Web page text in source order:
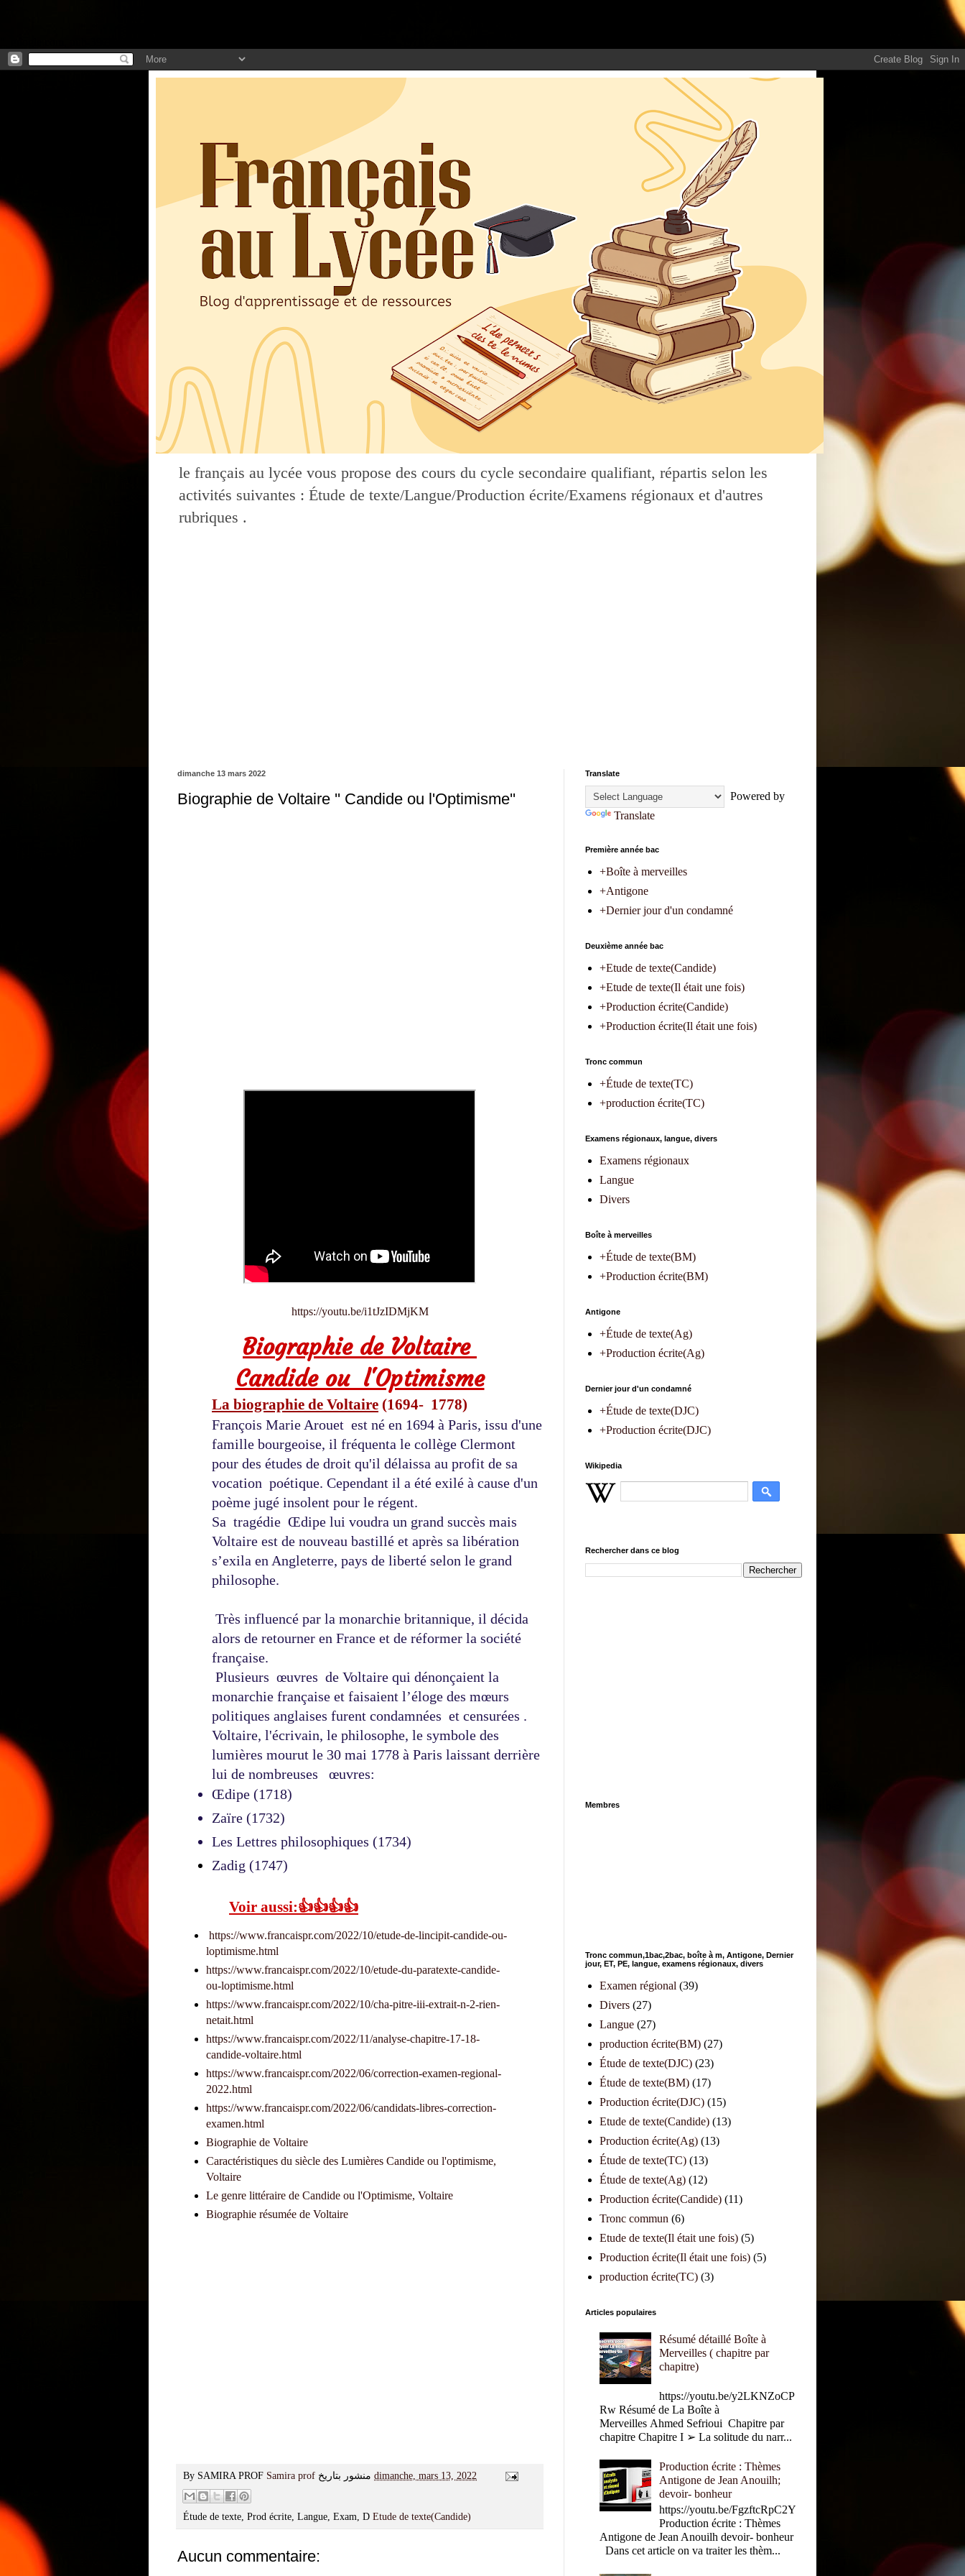
le français au lycée vous propose des cours du cycle secondaire qualifiant, répartis selon les
activités suivantes : Étude de texte/Langue/Production écrite/Examens régionaux et d'autres
rubriques .
dimanche 13 mars 2022
Biographie de Voltaire '' Candide ou l'Optimisme''
https://youtu.be/i1tJzIDMjKM
Biographie de Voltaire
Candide ou l'Optimisme
La biographie de Voltaire (1694-  1778)
François Marie Arouet  est né en 1694 à Paris, issu d'une
famille bourgeoise, il fréquenta le collège Clermont
pour des études de droit qu'il délaissa au profit de sa
vocation  poétique. Cependant il a été exilé à cause d'un
poème jugé insolent pour le régent.
Sa  tragédie  Œdipe lui voudra un grand succès mais
Voltaire est de nouveau bastillé et après sa libération
s’exila en Angleterre, pays de liberté selon le grand
philosophe.
Très influencé par la monarchie britannique, il décida
alors de retourner en France et de réformer la société
française.
Plusieurs  œuvres  de Voltaire qui dénonçaient la
monarchie française et faisaient l’éloge des mœurs
politiques anglaises furent condamnées  et censurées .
Voltaire, l'écrivain, le philosophe, le symbole des
lumières mourut le 30 mai 1778 à Paris laissant derrière
lui de nombreuses   œuvres:
Œdipe (1718)
Zaïre (1732)
Les Lettres philosophiques (1734)
Zadig (1747)
Voir aussi:👍👍👍👍
https://www.francaispr.com/2022/10/etude-de-lincipit-candide-ou-
loptimisme.html
https://www.francaispr.com/2022/10/etude-du-paratexte-candide-
ou-loptimisme.html
https://www.francaispr.com/2022/10/cha-pitre-iii-extrait-n-2-rien-
netait.html
https://www.francaispr.com/2022/11/analyse-chapitre-17-18-
candide-voltaire.html
https://www.francaispr.com/2022/06/correction-examen-regional-
2022.html
https://www.francaispr.com/2022/06/candidats-libres-correction-
examen.html
Biographie de Voltaire
Caractéristiques du siècle des Lumières Candide ou l'optimisme,
Voltaire
Le genre littéraire de Candide ou l'Optimisme, Voltaire
Biographie résumée de Voltaire
By SAMIRA PROF Samira prof dimanche, mars 13, 2022
Étude de texte, Prod écrite, Langue, Exam, D Etude de texte(Candide)
Aucun commentaire:
Translate
Powered by
Translate
Première année bac
+Boîte à merveilles
+Antigone
+Dernier jour d'un condamné
Deuxième année bac
+Etude de texte(Candide)
+Etude de texte(Il était une fois)
+Production écrite(Candide)
+Production écrite(Il était une fois)
Tronc commun
+Étude de texte(TC)
+production écrite(TC)
Examens régionaux, langue, divers
Examens régionaux
Langue
Divers
Boîte à merveilles
+Étude de texte(BM)
+Production écrite(BM)
Antigone
+Étude de texte(Ag)
+Production écrite(Ag)
Dernier jour d'un condamné
+Étude de texte(DJC)
+Production écrite(DJC)
Wikipedia
Rechercher dans ce blog
Membres
Tronc commun,1bac,2bac, boîte à m, Antigone, Dernier
jour, ET, PE, langue, examens régionaux, divers
Examen régional (39)
Divers (27)
Langue (27)
production écrite(BM) (27)
Étude de texte(DJC) (23)
Étude de texte(BM) (17)
Production écrite(DJC) (15)
Etude de texte(Candide) (13)
Production écrite(Ag) (13)
Étude de texte(TC) (13)
Étude de texte(Ag) (12)
Production écrite(Candide) (11)
Tronc commun (6)
Etude de texte(Il était une fois) (5)
Production écrite(Il était une fois) (5)
production écrite(TC) (3)
Articles populaires
Résumé détaillé Boîte à
Merveilles ( chapitre par
chapitre)
https://youtu.be/y2LKNZoCP
Rw Résumé de La Boîte à
Merveilles Ahmed Sefrioui Chapitre par
chapitre Chapitre I ➢ La solitude du narr...
Production écrite : Thèmes
Antigone de Jean Anouilh;
devoir- bonheur
https://youtu.be/FgzftcRpC2Y
Production écrite : Thèmes
Antigone de Jean Anouilh devoir- bonheur
Dans cet article on va traiter les thèm...